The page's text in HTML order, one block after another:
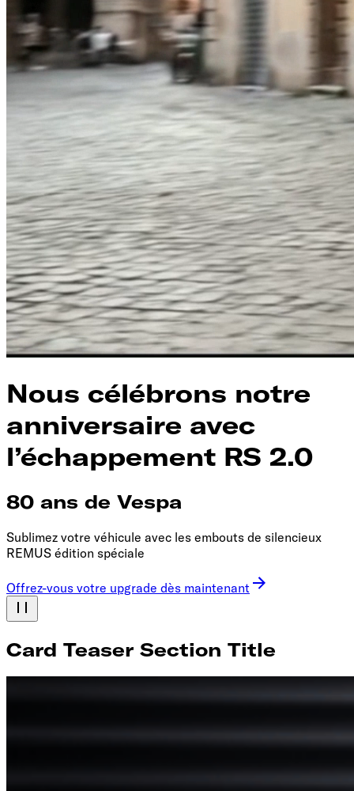
Nous célébrons notre
anniversaire avec
l’échappement RS 2.0
80 ans de Vespa
Sublimez votre véhicule avec les embouts de silencieux
REMUS édition spéciale
Offrez-vous votre upgrade dès maintenant
Card Teaser Section Title